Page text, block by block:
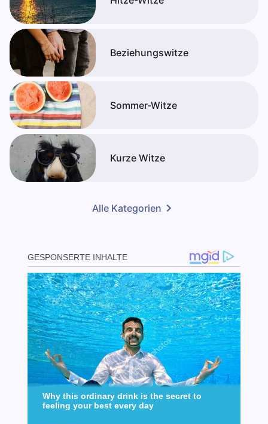
Beziehungswitze
Sommer-Witze
Kurze Witze
Alle Kategorien